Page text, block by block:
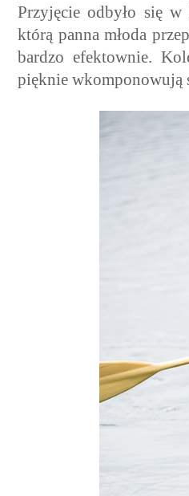
Przyjęcie odbyło się
którą panna młoda
bardzo efektownie.
pięknie wkomponowują